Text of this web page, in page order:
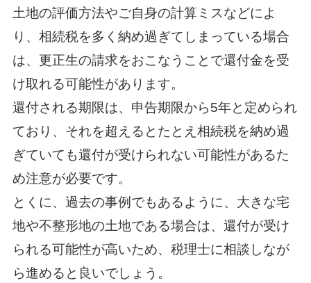
土地の評価方法やご自身の計算ミスなどによ
り、相続税を多く納め過ぎてしまっている場合
は、更正生の請求をおこなうことで還付金を受
け取れる可能性があります。
還付される期限は、申告期限から5年と定められ
ており、それを超えるとたとえ相続税を納め過
ぎていても還付が受けられない可能性があるた
め注意が必要です。
とくに、過去の事例でもあるように、大きな宅
地や不整形地の土地である場合は、還付が受け
られる可能性が高いため、税理士に相談しなが
ら進めると良いでしょう。